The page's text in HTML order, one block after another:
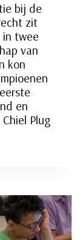
bij de
zit
in twee
van
kon
en
Plug